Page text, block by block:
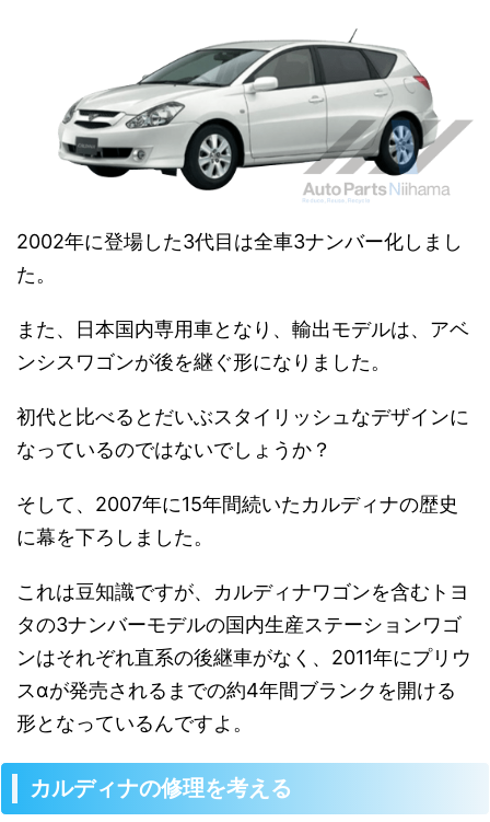
2002年に登場した3代目は全車3ナンバー化しまし
た。
また、日本国内専用車となり、輸出モデルは、アベ
ンシスワゴンが後を継ぐ形になりました。
初代と比べるとだいぶスタイリッシュなデザインに
なっているのではないでしょうか？
そして、2007年に15年間続いたカルディナの歴史
に幕を下ろしました。
これは豆知識ですが、カルディナワゴンを含むトヨ
タの3ナンバーモデルの国内生産ステーションワゴ
ンはそれぞれ直系の後継車がなく、2011年にプリウ
スαが発売されるまでの約4年間ブランクを開ける
形となっているんですよ。
カルディナの修理を考える